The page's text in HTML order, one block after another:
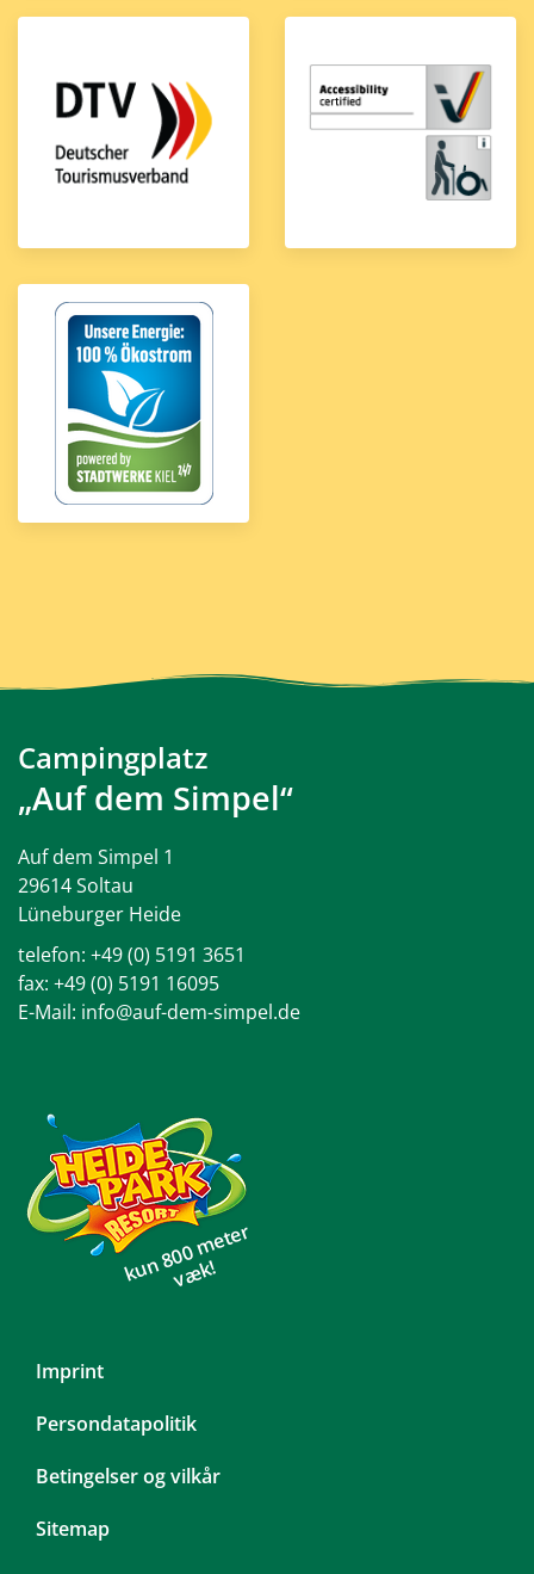
Campingplatz
„Auf dem Simpel“
Auf dem Simpel 1
29614 Soltau
Lüneburger Heide
telefon: +49 (0) 5191 3651
fax: +49 (0) 5191 16095
E-Mail: info@auf-dem-simpel.de
kun 800 meter
væk!
Skip
navigation
Imprint
Persondatapolitik
Betingelser og vilkår
Sitemap